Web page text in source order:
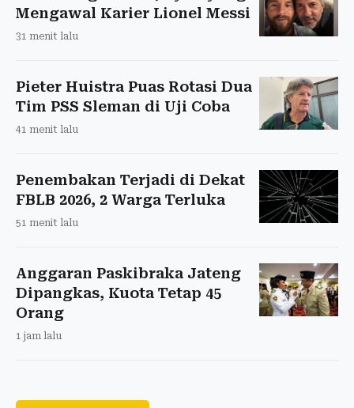
Mengawal Karier Lionel Messi
31 menit lalu
Pieter Huistra Puas Rotasi Dua
Tim PSS Sleman di Uji Coba
41 menit lalu
Penembakan Terjadi di Dekat
FBLB 2026, 2 Warga Terluka
51 menit lalu
Anggaran Paskibraka Jateng
Dipangkas, Kuota Tetap 45
Orang
1 jam lalu